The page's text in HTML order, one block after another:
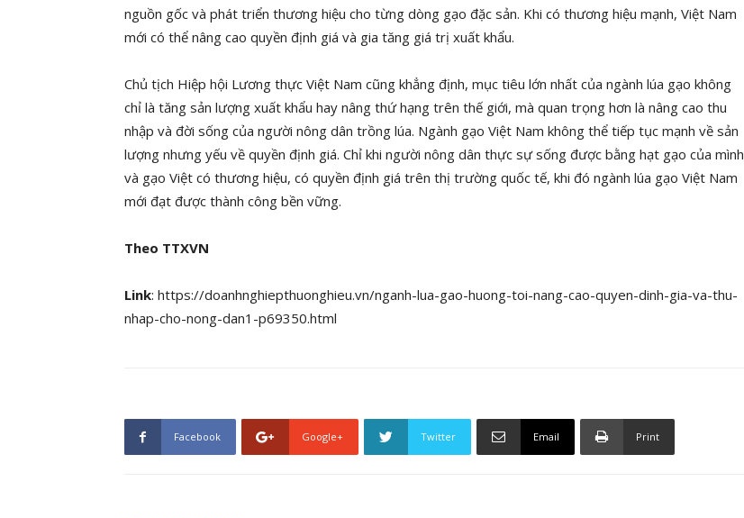
nguồn gốc và phát triển thương hiệu cho từng dòng gạo đặc sản. Khi có thương hiệu mạnh, Việt Nam
mới có thể nâng cao quyền định giá và gia tăng giá trị xuất khẩu.
Chủ tịch Hiệp hội Lương thực Việt Nam cũng khẳng định, mục tiêu lớn nhất của ngành lúa gạo không
chỉ là tăng sản lượng xuất khẩu hay nâng thứ hạng trên thế giới, mà quan trọng hơn là nâng cao thu
nhập và đời sống của người nông dân trồng lúa. Ngành gạo Việt Nam không thể tiếp tục mạnh về sản
lượng nhưng yếu về quyền định giá. Chỉ khi người nông dân thực sự sống được bằng hạt gạo của mình
và gạo Việt có thương hiệu, có quyền định giá trên thị trường quốc tế, khi đó ngành lúa gạo Việt Nam
mới đạt được thành công bền vững.
Theo TTXVN
Link: https://doanhnghiepthuonghieu.vn/nganh-lua-gao-huong-toi-nang-cao-quyen-dinh-gia-va-thu-
nhap-cho-nong-dan1-p69350.html
Facebook Google+ Twitter Email Print